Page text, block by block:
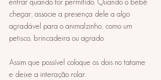
entrar quando for permitido. Quando o bebê
chegar, associe a presença dele a algo
agradável para o animalzinho, como um
petisco, brincadeira ou agrado
Assim que possível coloque os dois no tatame
e deixe a interação rolar.